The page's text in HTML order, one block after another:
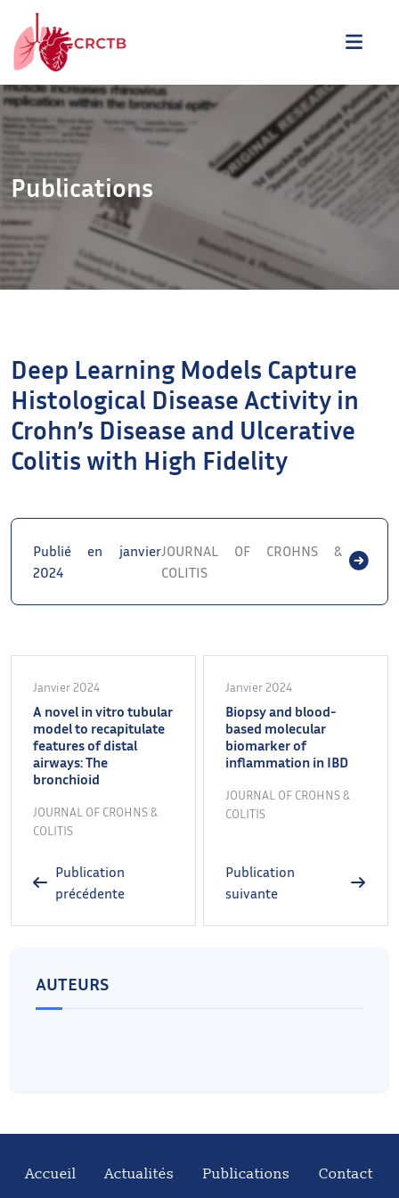
Aller au contenu
Publications
Deep Learning Models Capture
Histological Disease Activity in
Crohn’s Disease and Ulcerative
Colitis with High Fidelity
Publié en janvier
2024
JOURNAL OF CROHNS &
COLITIS
Janvier 2024
A novel in vitro tubular
model to recapitulate
features of distal
airways: The
bronchioid
JOURNAL OF CROHNS &
COLITIS
Publication
précédente
Janvier 2024
Biopsy and blood-
based molecular
biomarker of
inflammation in IBD
JOURNAL OF CROHNS &
COLITIS
Publication
suivante
AUTEURS
Accueil Actualités Publications Contact